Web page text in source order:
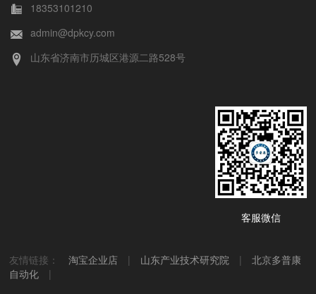
18353101210
admin@dpkcy.com
山东省济南市历城区港源二路528号
客服微信
友情链接： 淘宝企业店 | 山东产业技术研究院 |
北京多普康
自动化
|